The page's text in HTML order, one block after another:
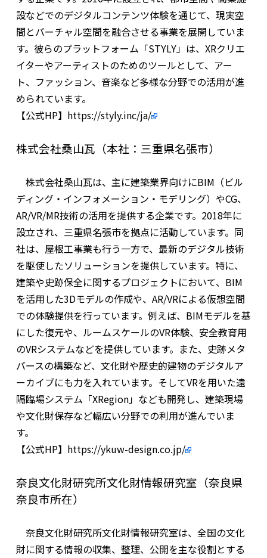
設などでのデジタルコンテンツ体験を通じて、現実空
間とバーチャル空間を融合させる事業を展開していま
す。彼らのプラットフォーム「STYLY」は、 XRクリエ
イターやアーティストのためのツールとして、アー
ト、ファッション、音楽など多様な分野での活用が進
められています。
【公式HP】 https://styly.inc/ja/
株式会社桑山瓦（本社：三重県名張市）
株式会社桑山瓦は、主に建築業界向けにBIM （ビル
ディング・インフォメーション・モデリング）やCG、
AR/VR/MR技術の活用を提供する企業です。 2018年に
設立され、三重県名張市を拠点に活動しています。同
社は、屋根工事業も行う一方で、最新のデジタル技術
を駆使したソリューションを提供しています。特に、
建築や史跡保全に関するプロジェクトにおいて、 BIM
を活用した3Dモデルの作成や、 AR/VRによる仮想空間
での体験提供を行っています。例えば、 BIMモデルを基
にした復元や、ルームスケールのVR体験、安全教育用
のVRシステムなどを提供しています。また、史跡メタ
バースの構築など、文化財や歴史的建物のデジタルア
ーカイブにも力を入れています。そしてVRを用いた遠
隔臨場システム「XRegion」なども開発し、建築現場
や文化財保存など幅広い分野での利用が進んでいま
す。
【公式HP】 https://ykuw-design.co.jp/
奈良文化財研究所文化財情報研究室（奈良県
奈良市所在）
奈良文化財研究所文化財情報研究室は、全国の文化
財に関する情報の収集、整理、公開を主な役割とする